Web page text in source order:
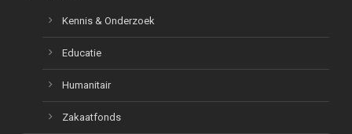
Kennis & Onderzoek
Educatie
Humanitair
Zakaatfonds